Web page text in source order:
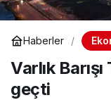
Haberler
Varlık
geçti